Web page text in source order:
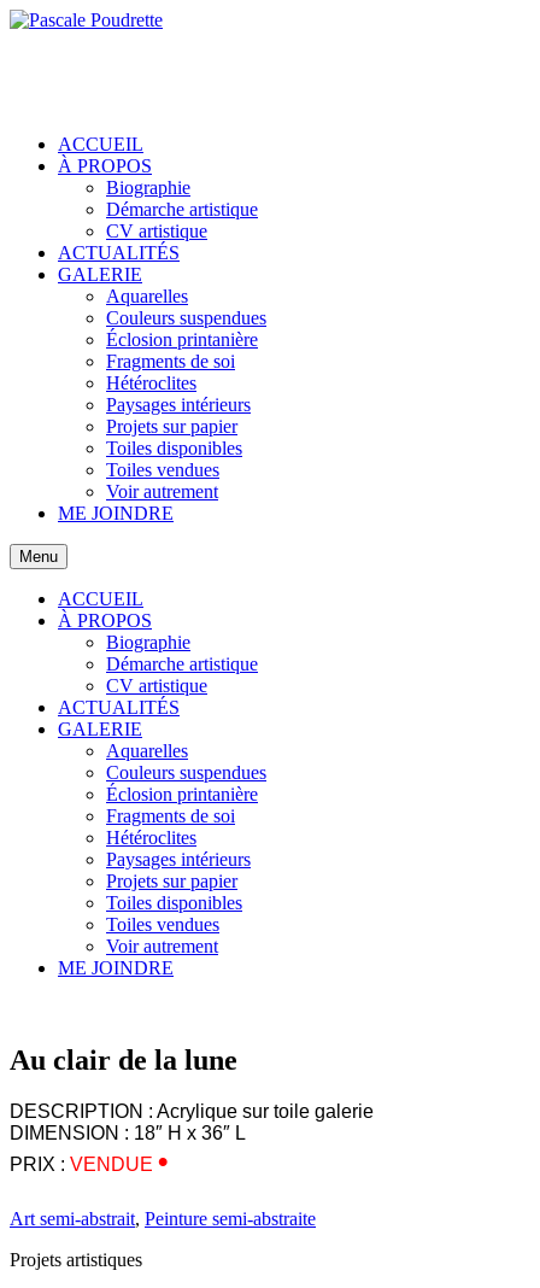
ACCUEIL
À PROPOS
Biographie
Démarche artistique
CV artistique
ACTUALITÉS
GALERIE
Aquarelles
Couleurs suspendues
Éclosion printanière
Fragments de soi
Hétéroclites
Paysages intérieurs
Projets sur papier
Toiles disponibles
Toiles vendues
Voir autrement
ME JOINDRE
Menu
ACCUEIL
À PROPOS
Biographie
Démarche artistique
CV artistique
ACTUALITÉS
GALERIE
Aquarelles
Couleurs suspendues
Éclosion printanière
Fragments de soi
Hétéroclites
Paysages intérieurs
Projets sur papier
Toiles disponibles
Toiles vendues
Voir autrement
ME JOINDRE
Au clair de la lune
DESCRIPTION : Acrylique sur toile galerie
DIMENSION : 18″ H x 36″ L
PRIX : VENDUE •
Art semi-abstrait, Peinture semi-abstraite
Projets artistiques